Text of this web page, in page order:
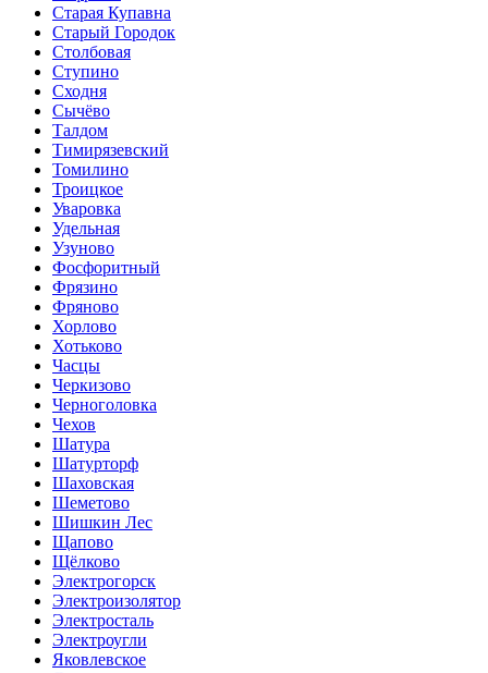
Старая Купавна
Старый Городок
Столбовая
Ступино
Сходня
Сычёво
Талдом
Тимирязевский
Томилино
Троицкое
Уваровка
Удельная
Узуново
Фосфоритный
Фрязино
Фряново
Хорлово
Хотьково
Часцы
Черкизово
Черноголовка
Чехов
Шатура
Шатурторф
Шаховская
Шеметово
Шишкин Лес
Щапово
Щёлково
Электрогорск
Электроизолятор
Электросталь
Электроугли
Яковлевское